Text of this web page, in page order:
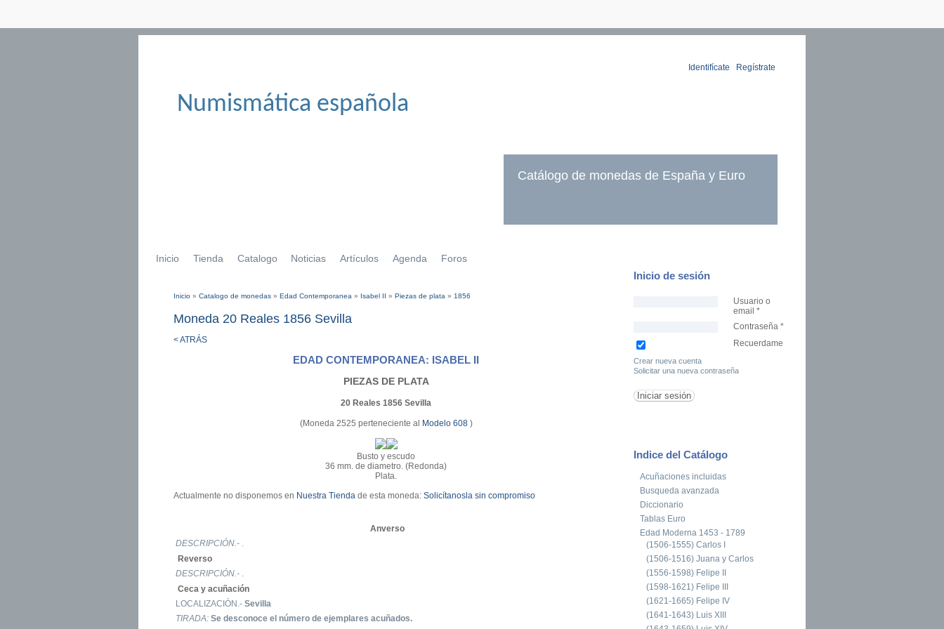
Numismática española
Identifícate Regístrate
Catálogo de monedas de España y Euro
Inicio Tienda Catalogo Noticias Artículos Agenda Foros
Inicio » Catalogo de monedas » Edad Contemporanea » Isabel II » Piezas de plata » 1856
Moneda 20 Reales 1856 Sevilla
< ATRÁS
EDAD CONTEMPORANEA: ISABEL II
PIEZAS DE PLATA
20 Reales 1856 Sevilla
(Moneda 2525 perteneciente al Modelo 608 )
Busto y escudo
36 mm. de diametro. (Redonda)
Plata.
Actualmente no disponemos en Nuestra Tienda de esta moneda: Solicítanosla sin compromiso
Anverso
DESCRIPCIÓN.- .
Reverso
DESCRIPCIÓN.- .
Ceca y acuñación
LOCALIZACIÓN.- Sevilla
TIRADA: Se desconoce el número de ejemplares acuñados.
Inicio de sesión
Usuario o
email *
Contraseña *
Recuerdame
Crear nueva cuenta
Solicitar una nueva contraseña
Indice del Catálogo
Acuñaciones incluidas
Busqueda avanzada
Diccionario
Tablas Euro
Edad Moderna 1453 - 1789
(1506-1555) Carlos I
(1506-1516) Juana y Carlos
(1556-1598) Felipe II
(1598-1621) Felipe III
(1621-1665) Felipe IV
(1641-1643) Luis XIII